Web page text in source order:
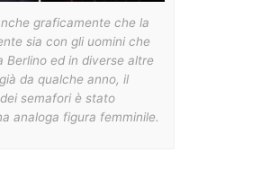
graficamente che la
sia con gli uomini che
Berlino ed in diverse altre
da qualche anno, il
semafori è stato
analoga figura femminile.